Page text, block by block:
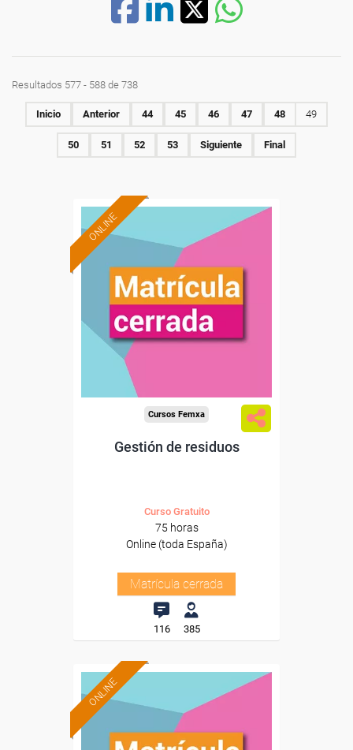
Resultados 577 - 588 de 738
Inicio Anterior 44 45 46 47 48 49
50 51 52 53 Siguiente Final
ONLINE
Cursos Femxa
Gestión de residuos
Curso Gratuito
75 horas
Online (toda España)
Matrícula cerrada
116 385
ONLINE